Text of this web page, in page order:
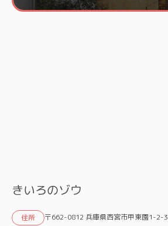
きいろのゾウ
住所 〒662-0812 兵庫県西宮市甲東園1-2-3